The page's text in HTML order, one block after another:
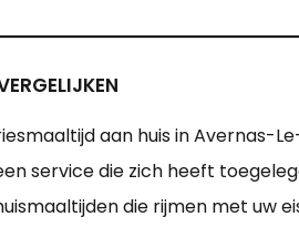
aan huis in Avernas-
service die zich heeft
die rijmen met uw